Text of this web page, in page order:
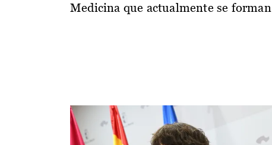
Medicina que actualmente se